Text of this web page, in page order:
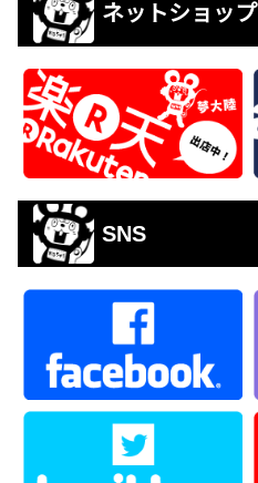
ネットショップ
SNS